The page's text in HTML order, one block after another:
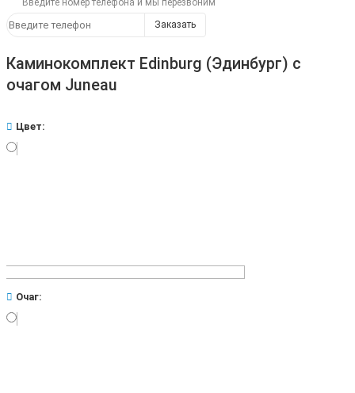
Заказать
Каминокомплект Edinburg (Эдинбург) с
очагом Juneau
Цвет:
Очаг: